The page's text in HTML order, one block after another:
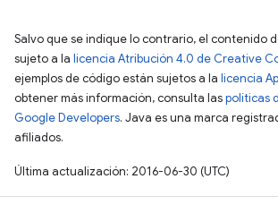
Salvo que se indique lo contrario, el contenido
sujeto a la licencia Atribución 4.0 de Creative
ejemplos de código están sujetos a la licencia
obtener más información, consulta laspolíticas
Google Developers. Java es una marca
afiliados.
Última actualización: 2016-06-30 (UTC)